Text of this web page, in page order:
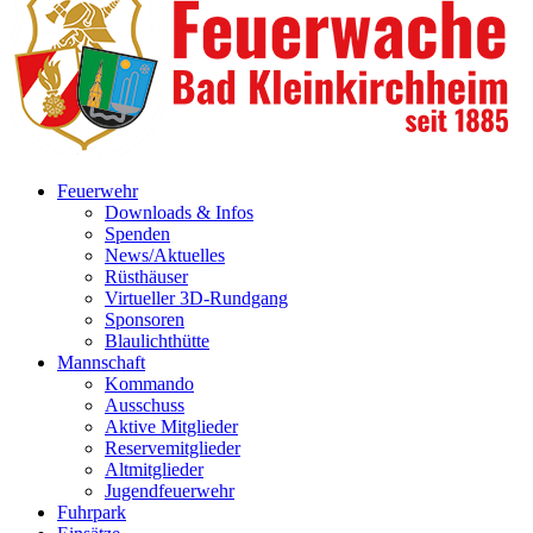
Feuerwehr
Downloads & Infos
Spenden
News/Aktuelles
Rüsthäuser
Virtueller 3D-Rundgang
Sponsoren
Blaulichthütte
Mannschaft
Kommando
Ausschuss
Aktive Mitglieder
Reservemitglieder
Altmitglieder
Jugendfeuerwehr
Fuhrpark